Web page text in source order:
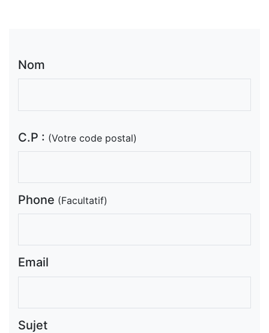
Nom
C.P : (Votre code postal)
Phone (Facultatif)
Email
Sujet